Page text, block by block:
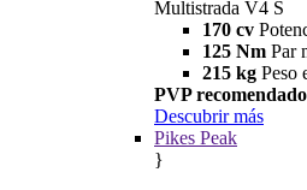
Multistrada V4 S
170 cv
125 Nm Par
215 kg Peso
PVP
Descubrir más
Pikes Peak
}